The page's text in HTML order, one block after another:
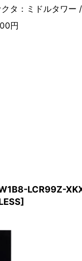
タ：ミドルタワー
円
LCR99Z-